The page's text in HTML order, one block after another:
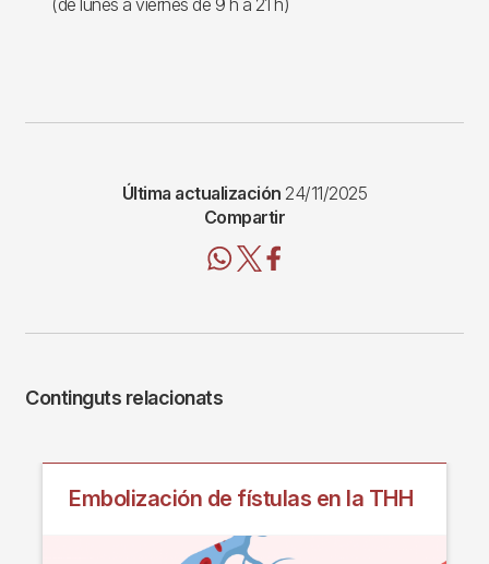
Última actualización 24/11/2025
Compartir
Continguts relacionats
Embolización de fístulas en la THH